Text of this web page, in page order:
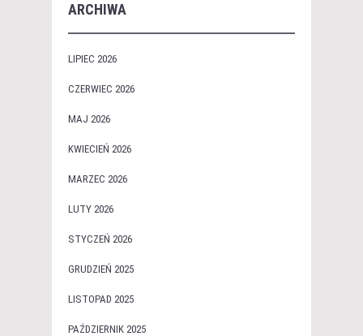
ARCHIWA
LIPIEC 2026
CZERWIEC 2026
MAJ 2026
KWIECIEŃ 2026
MARZEC 2026
LUTY 2026
STYCZEŃ 2026
GRUDZIEŃ 2025
LISTOPAD 2025
PAŹDZIERNIK 2025